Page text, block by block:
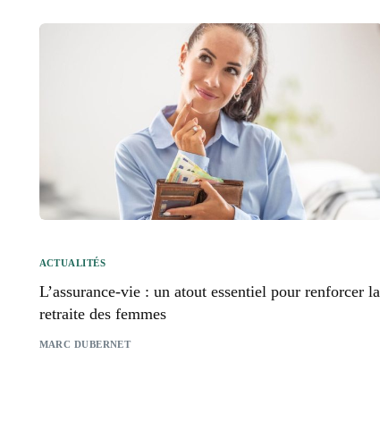
ACTUALITÉS
L’assurance-vie : un atout essentiel pour renforcer la
retraite des femmes
MARC DUBERNET